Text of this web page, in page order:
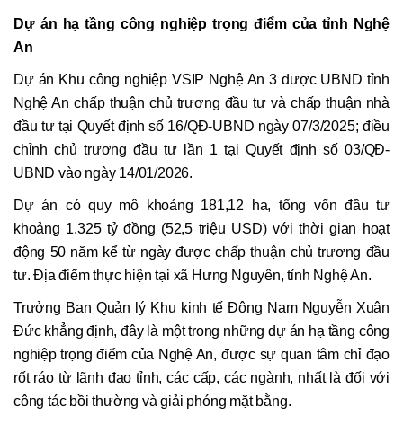
Dự án hạ tầng công nghiệp trọng điểmcủa tỉnh Nghệ
An
Dự án Khu công nghiệp VSIP Nghệ An 3 được UBND tỉnh
Nghệ An chấp thuận chủ trương đầu tư và chấp thuận nhà
đầu tư tại Quyết định số 16/QĐ-UBND ngày 07/3/2025; điều
chỉnh chủ trương đầu tư lần 1 tại Quyết định số 03/QĐ-
UBND vào ngày 14/01/2026.
Dự án có quy mô khoảng 181,12 ha, tổng vốn đầu tư
khoảng 1.325 tỷ đồng (52,5 triệu USD) với thời gian hoạt
động 50 năm kể từ ngày được chấp thuận chủ trương đầu
tư. Địa điểm thực hiện tại xã Hưng Nguyên, tỉnh Nghệ An.
Trưởng Ban Quản lý Khu kinh tế Đông Nam Nguyễn Xuân
Đức khẳng định, đây là một trong những dự án hạ tầng công
nghiệp trọng điểm của Nghệ An, được sự quan tâm chỉ đạo
rốt ráo từ lãnh đạo tỉnh, các cấp, các ngành, nhất là đối với
công tác bồi thường và giải phóng mặt bằng.